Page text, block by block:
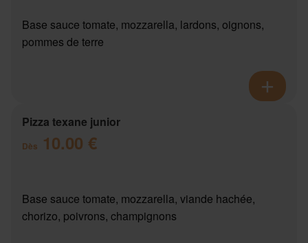
Base sauce tomate, mozzarella, lardons, oignons,
pommes de terre
Pizza texane junior
Dès 10.00 €
Base sauce tomate, mozzarella, viande hachée,
chorizo, poivrons, champignons